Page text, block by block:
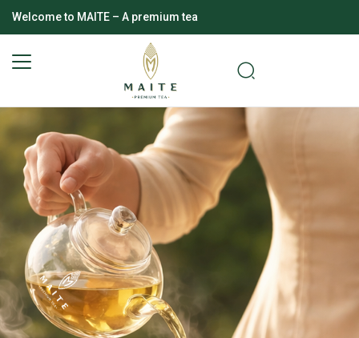
Welcome to MAITE – A premium tea